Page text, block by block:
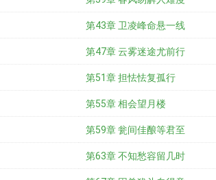
第43章 卫凌峰命悬一线
第47章 云雾迷途尤前行
第51章 担怯怯复孤行
第55章 相会望月楼
第59章 瓮间佳酿等君至
第63章 不知愁容留几时